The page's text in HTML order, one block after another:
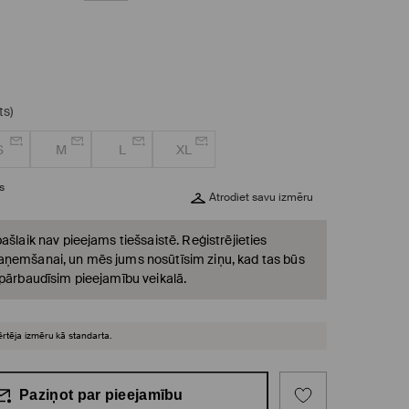
M L XL
Atrodiet savu izmēru
nav pieejams tiešsaistē. Reģistrējieties
un mēs jums nosūtīsim ziņu, kad tas būs
pieejamību veikalā.
izmēru kā standarta.
Paziņot par pieejamību